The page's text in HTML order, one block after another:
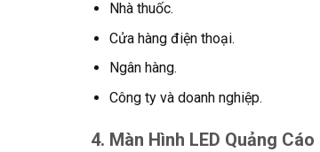
Nhà thuốc.
Cửa hàng điện thoại.
Ngân hàng.
Công ty và doanh nghiệp.
4. Màn Hình LED Quảng Cáo